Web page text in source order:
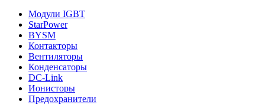
Модули IGBT
StarPower
BYSM
Контакторы
Вентиляторы
Конденсаторы
DC-Link
Ионисторы
Предохранители